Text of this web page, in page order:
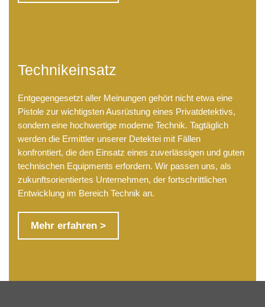
Technikeinsatz
Entgegengesetzt aller Meinungen gehört nicht etwa eine
Pistole zur wichtigsten Ausrüstung eines Privatdetektivs,
sondern eine hochwertige moderne Technik. Tagtäglich
werden die Ermittler unserer Detektei mit Fällen
konfrontiert, die den Einsatz eines zuverlässigen und guten
technischen Equipments erfordern. Wir passen uns, als
zukunftsorientiertes Unternehmen, der fortschrittlichen
Entwicklung im Bereich Technik an.
Mehr erfahren >